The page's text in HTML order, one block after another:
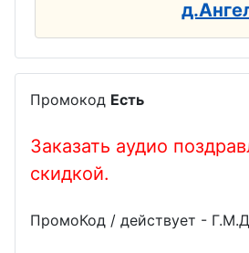
Промокод Есть
Заказать аудио
скидкой.
ПромоКод / действует -